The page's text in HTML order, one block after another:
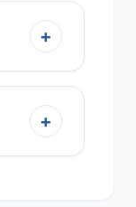
+
+